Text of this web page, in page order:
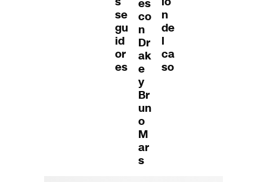
se
gu
id
or
es
es
co
n
Dr
ak
e
y
Br
un
o
M
ar
s
n
de
l
ca
so